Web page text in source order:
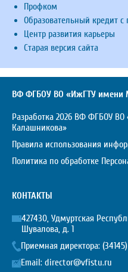
Профком
Образовательный кредит с
Центр развития карьеры
Старая версия сайта
ВФ ФГБОУ ВО «ИжГТУ имени
Разработка 2026 ВФ ФГБОУ
Калашникова»
Правила использования
Политика по обработке
КОНТАКТЫ
427430, Удмуртская
Шувалова, д. 1
Приемная директора:
Email: director@vfistu.ru